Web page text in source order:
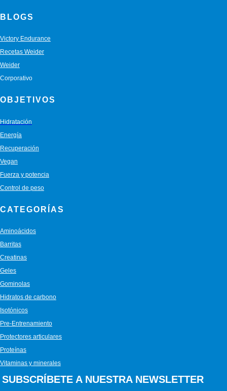
BLOGS
Victory Endurance
Recetas Weider
Weider
Corporativo
OBJETIVOS
Hidratación
Energía
Recuperación
Vegan
Fuerza y potencia
Control de peso
CATEGORÍAS
Aminoácidos
Barritas
Creatinas
Geles
Gominolas
Hidratos de carbono
Isotónicos
Pre-Entrenamiento
Protectores articulares
Proteínas
Vitaminas y minerales
SUBSCRÍBETE A NUESTRA NEWSLETTER